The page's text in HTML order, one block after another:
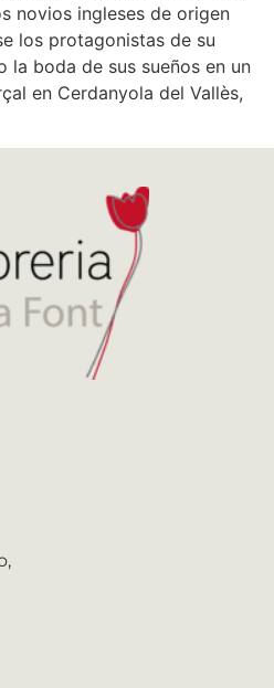
novios ingleses de origen
los protagonistas de su
la boda de sus sueños en un
en Cerdanyola del Vallès,